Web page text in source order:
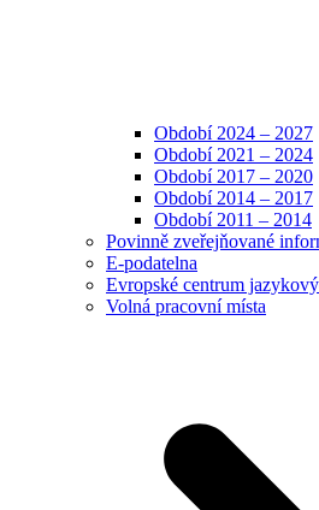
Období 2024 – 2027
Období 2021 – 2024
Období 2017 – 2020
Období 2014 – 2017
Období 2011 – 2014
Povinně zveřejňované
E-podatelna
Evropské centrum
Volná pracovní místa